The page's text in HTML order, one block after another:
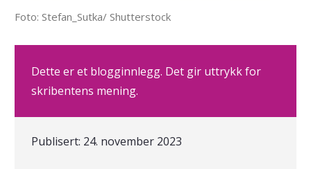
Foto: Stefan_Sutka/ Shutterstock
Dette er et blogginnlegg. Det gir uttrykk for
skribentens mening.
Publisert: 24. november 2023